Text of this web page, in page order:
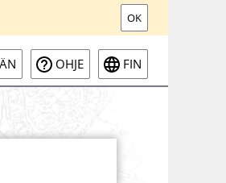
OK
OHJE FIN